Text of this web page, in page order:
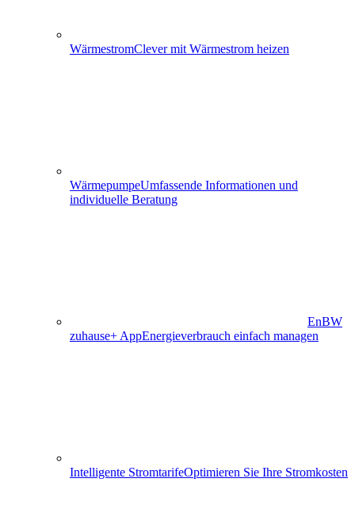
WärmestromClever mit Wärmestrom heizen
WärmepumpeUmfassende Informationen und
individuelle Beratung
EnBW
zuhause+ AppEnergieverbrauch einfach managen
Intelligente StromtarifeOptimieren Sie Ihre Stromkosten